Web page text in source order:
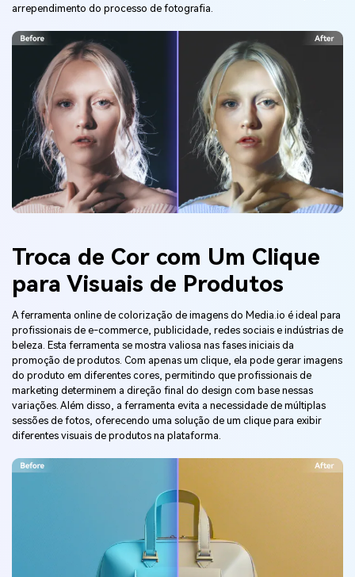
arrependimento do processo de fotografia.
Troca de Cor com Um Clique
para Visuais de Produtos
A ferramenta online de colorização de imagens do Media.io é ideal para
profissionais de e-commerce, publicidade, redes sociais e indústrias de
beleza. Esta ferramenta se mostra valiosa nas fases iniciais da
promoção de produtos. Com apenas um clique, ela pode gerar imagens
do produto em diferentes cores, permitindo que profissionais de
marketing determinem a direção final do design com base nessas
variações. Além disso, a ferramenta evita a necessidade de múltiplas
sessões de fotos, oferecendo uma solução de um clique para exibir
diferentes visuais de produtos na plataforma.